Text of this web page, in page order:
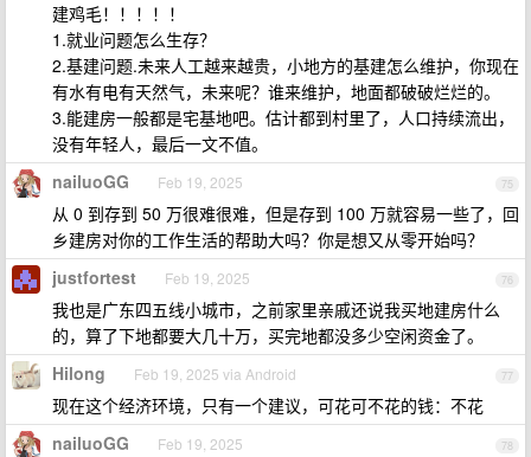
建鸡毛！！！！！
1.就业问题怎么生存？
2.基建问题.未来人工越来越贵，小地方的基建怎么维护，你现在
有水有电有天然气，未来呢？谁来维护，地面都破破烂烂的。
3.能建房一般都是宅基地吧。估计都到村里了，人口持续流出，
没有年轻人，最后一文不值。
75
nailuoGG Feb 19, 2025
从 0 到存到 50 万很难很难，但是存到 100 万就容易一些了，回
乡建房对你的工作生活的帮助大吗？你是想又从零开始吗？
76
justfortest Feb 19, 2025
我也是广东四五线小城市，之前家里亲戚还说我买地建房什么
的，算了下地都要大几十万，买完地都没多少空闲资金了。
77
Hilong Feb 19, 2025 via Android
现在这个经济环境，只有一个建议，可花可不花的钱：不花
78
nailuoGG Feb 19, 2025